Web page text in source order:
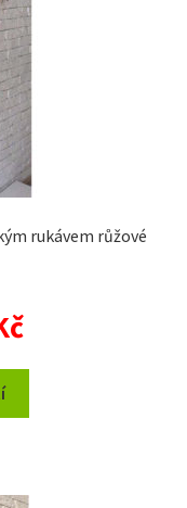
rukávem růžové
Aktuální
cena
je: